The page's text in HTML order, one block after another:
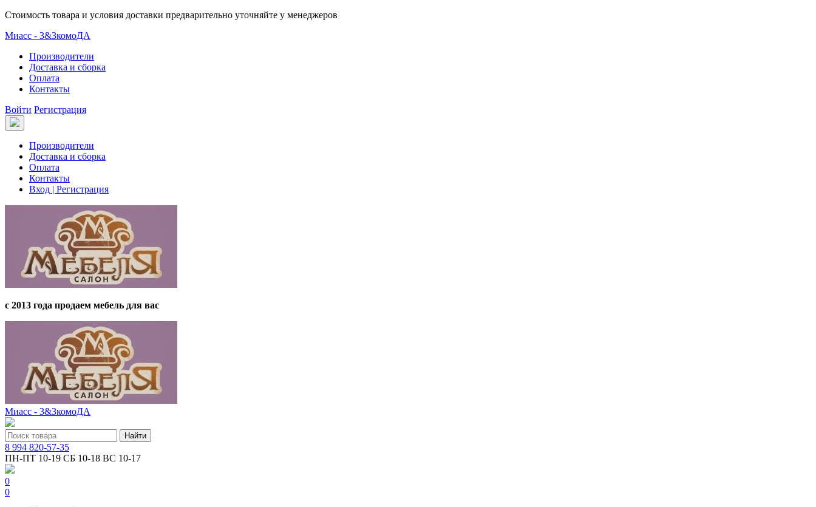
Стоимость товара и условия доставки предварительно уточняйте у менеджеров
Миасс - 3&3комоДА
Производители
Доставка и сборка
Оплата
Контакты
Войти Регистрация
Производители
Доставка и сборка
Оплата
Контакты
Вход | Регистрация
с 2013 года продаем мебель для вас
Миасс - 3&3комоДА
8 994 820-57-35
ПН-ПТ 10-19 СБ 10-18 ВС 10-17
0
0